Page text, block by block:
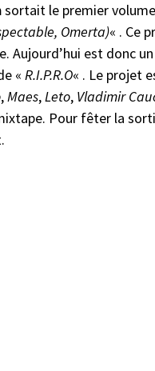
sortait le premier
Omerta)« . Ce
Aujourd’hui est donc
« R.I.P.R.O« . Le projet
,Maes,Leto, Vladimir
Pour fêter la